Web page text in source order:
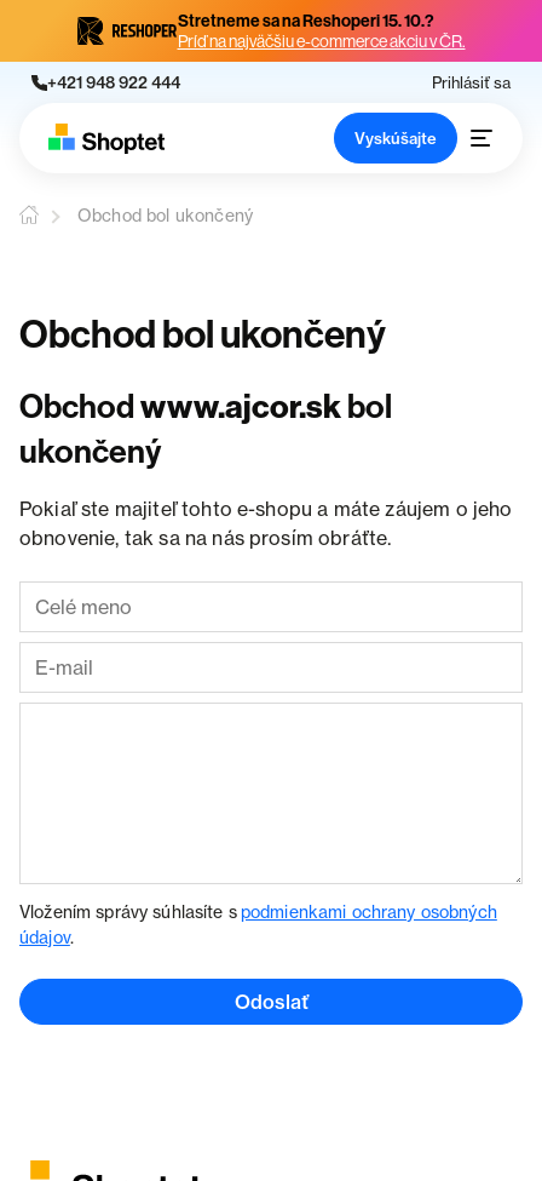
Stretneme sa na Reshoperi 15. 10.?
Príď na najväčšiu e-commerce akciu v ČR.
+421 948 922 444 Prihlásiť sa
Vyskúšajte
Obchod bol ukončený
Obchod bol ukončený
Obchodwww.ajcor.skbol
ukončený
Pokiaľ ste majiteľ tohto e-shopu a máte záujem o jeho
obnovenie, tak sa na nás prosím obráťte.
Vložením správy súhlasíte spodmienkami ochrany osobných
údajov.
Odoslať